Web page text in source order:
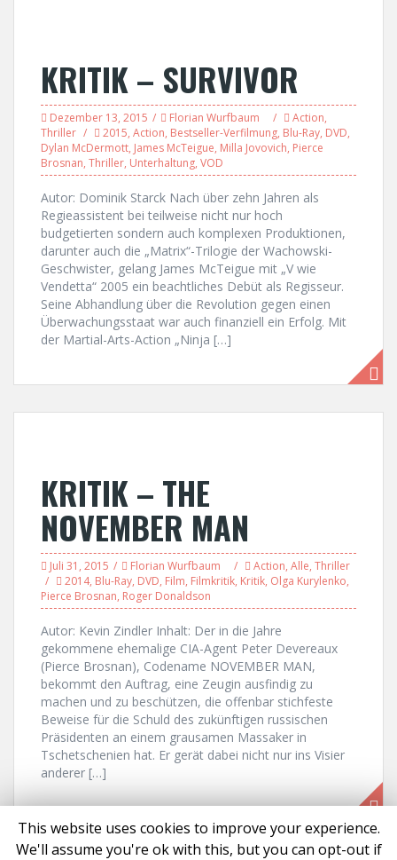
KRITIK – SURVIVOR
Dezember 13, 2015 Florian Wurfbaum Action,
Thriller
2015, Action, Bestseller-Verfilmung, Blu-Ray, DVD,
Dylan McDermott, James McTeigue, Milla Jovovich, Pierce
Brosnan, Thriller, Unterhaltung, VOD
Autor: Dominik Starck Nach über zehn Jahren als
Regieassistent bei teilweise nicht nur hoch
budgetierten sondern auch komplexen Produktionen,
darunter auch die „Matrix“-Trilogie der Wachowski-
Geschwister, gelang James McTeigue mit „V wie
Vendetta“ 2005 ein beachtliches Debüt als Regisseur.
Seine Abhandlung über die Revolution gegen einen
Überwachungsstaat war auch finanziell ein Erfolg. Mit
der Martial-Arts-Action „Ninja […]
KRITIK – THE
NOVEMBER MAN
Juli 31, 2015 Florian Wurfbaum Action, Alle, Thriller
2014, Blu-Ray, DVD, Film, Filmkritik, Kritik, Olga Kurylenko,
Pierce Brosnan, Roger Donaldson
Autor: Kevin Zindler Inhalt: Der in die Jahre
gekommene ehemalige CIA-Agent Peter Devereaux
(Pierce Brosnan), Codename NOVEMBER MAN,
bekommt den Auftrag, eine Zeugin ausfindig zu
machen und zu beschützen, die offenbar stichfeste
Beweise für die Schuld des zukünftigen russischen
Präsidenten an einem grausamen Massaker in
Tschetschenien hat. Er gerät dabei nicht nur ins Visier
anderer […]
This website uses cookies to improve your experience.
We'll assume you're ok with this, but you can opt-out if